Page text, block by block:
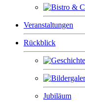
Veranstaltungen
Rückblick
Jubiläum